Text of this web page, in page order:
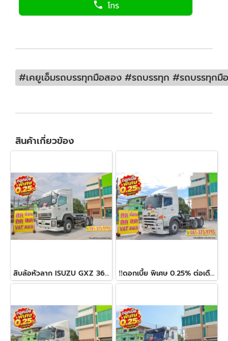
#เคยูเอ็มรถบรรทุกมือสอง #รถบรรทุก #รถบรรทุ
สินค้าเกี่ยวข้อง
สิบล้อหัวลาก ISUZU GXZ 360 แรง ปี 2563 ‼️ดอกเบี้ย พิเศษ 0.25% ต่อเดือน‼️สิบล้อหัวลาก HINO FM1A 344 แรง ปี 2566